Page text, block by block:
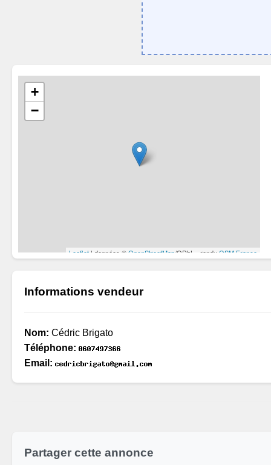
Informations vendeur
Nom: Cédric Brigato
Téléphone:
Email:
Partager cette annonce